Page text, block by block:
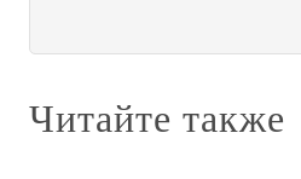
Читайте также